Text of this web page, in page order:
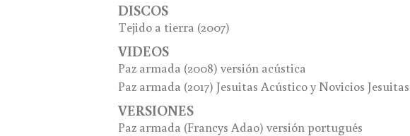
DISCOS
Tejido a tierra (2007)
VIDEOS
Paz armada (2008) versión acústica
Paz armada (2017) Jesuitas Acústico y Novicios
VERSIONES
Paz armada (Francys Adao) versión portugués